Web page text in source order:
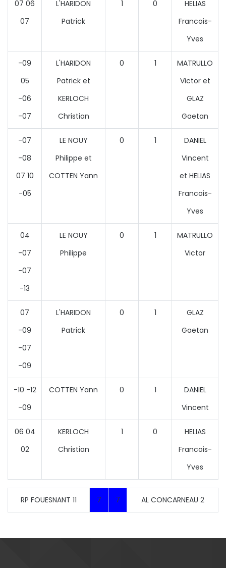
07 06
07
L'HARIDON
Patrick
1 0
HELIAS
Francois-
Yves
-09
05
-06
-07
L'HARIDON
Patrick et
KERLOCH
Christian
0 1
MATRULLO
Victor et
GLAZ
Gaetan
-07
-08
07 10
-05
LE NOUY
Philippe et
COTTEN Yann
0 1
DANIEL
Vincent
et HELIAS
Francois-
Yves
04
-07
-07
-13
LE NOUY
Philippe
0 1
MATRULLO
Victor
07
-09
-07
-09
L'HARIDON
Patrick
0 1
GLAZ
Gaetan
-10 -12
-09
COTTEN Yann 0 1
DANIEL
Vincent
06 04
02
KERLOCH
Christian
1 0
HELIAS
Francois-
Yves
RP FOUESNANT 11 7 7 AL CONCARNEAU 2